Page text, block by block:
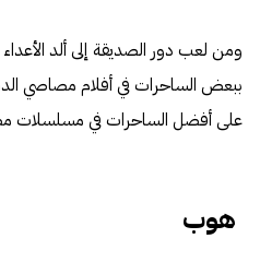
ومن لعب دور الصديقة إلى ألد الأعداء
ببعض الساحرات في أفلام مصاصي
على أفضل الساحرات في مسلسلات
هوب